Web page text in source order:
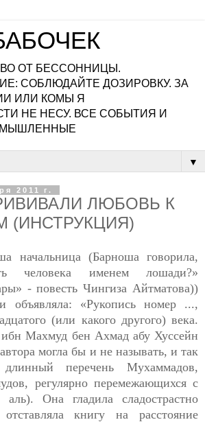
ОТ БЕССОННИЦЫ.
СОБЛЮДАЙТЕ ДОЗИРОВКУ. ЗА
ИЛИ КОМЫ Я
НЕ НЕСУ. ВСЕ СОБЫТИЯ И
▼
2011 г.
ЛЮБОВЬ К
(ИНСТРУКЦИЯ)
начальница (Барноша говорила,
человека именем лошади?»
- повесть Чингиза Айтматова))
объявляла: «Рукопись номер ...,
(или какого другого) века.
Махмуд бен Ахмад абу Хуссейн
могла бы и не называть, и так
перечень Мухаммадов,
регулярно перемежающихся с
Она гладила сладострастно
книгу на расстояние